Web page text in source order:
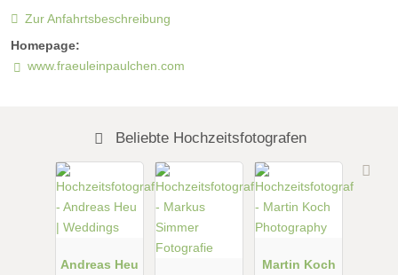
Zur Anfahrtsbeschreibung
Homepage:
www.fraeuleinpaulchen.com
Beliebte Hochzeitsfotografen
Andreas Heu
Martin Koch